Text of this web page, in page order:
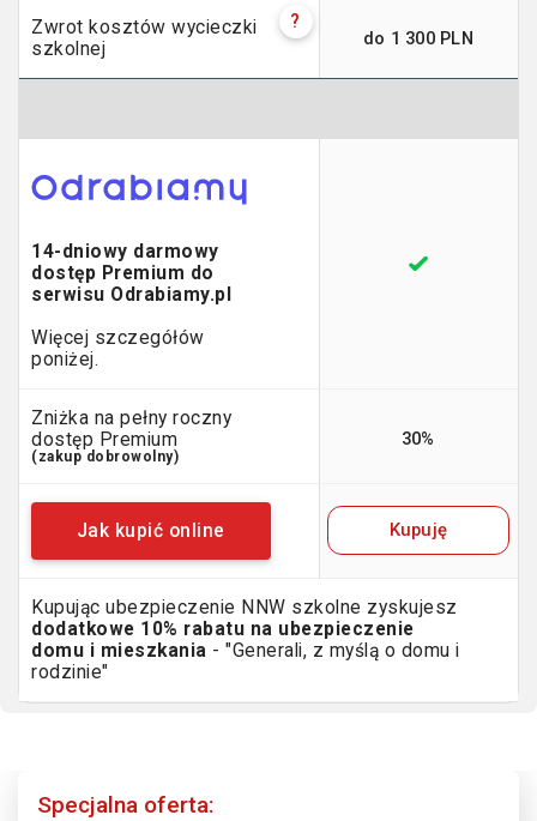
Zwrot kosztów wycieczki
szkolnej
?
do 1 300 PLN
14-dniowy darmowy
dostęp Premium do
serwisu Odrabiamy.pl
Więcej szczegółów
poniżej.
Zniżka na pełny roczny
dostęp Premium
(zakup dobrowolny)
30%
Jak kupić online Kupuję
Kupując ubezpieczenie NNW szkolne zyskujesz
dodatkowe 10% rabatu na ubezpieczenie
domu i mieszkania - "Generali, z myślą o domu i
rodzinie"
Specjalna oferta: